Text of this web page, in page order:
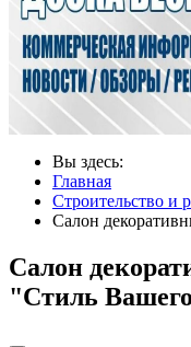
Вы здесь:
Главная
Строительство и
Салон
Салон
"Стиль